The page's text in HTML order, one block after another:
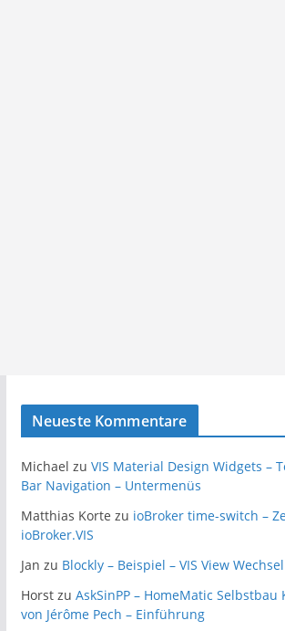
Neueste Kommentare
Michael zu VIS Material Design Widgets –
Bar Navigation – Untermenüs
Matthias Korte zu ioBroker time-switch –
ioBroker.VIS
Jan zu Blockly – Beispiel – VIS View Wechsel
Horstzu AskSinPP – HomeMatic Selbstbau
von Jérôme Pech – Einführung